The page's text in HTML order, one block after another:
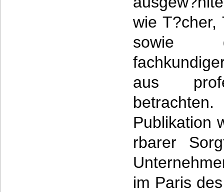
wie T?cher,
sowie
aus
Publikation
rbarer
im Paris